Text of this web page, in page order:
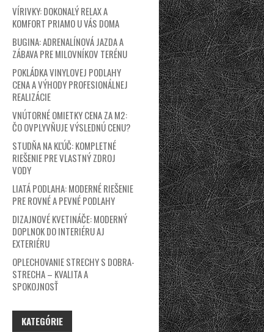
VÍRIVKY: DOKONALÝ RELAX A
KOMFORT PRIAMO U VÁS DOMA
BUGINA: ADRENALÍNOVÁ JAZDA A
ZÁBAVA PRE MILOVNÍKOV TERÉNU
POKLÁDKA VINYLOVEJ PODLAHY
CENA A VÝHODY PROFESIONÁLNEJ
REALIZÁCIE
VNÚTORNÉ OMIETKY CENA ZA M2:
ČO OVPLYVŇUJE VÝSLEDNÚ CENU?
STUDŇA NA KĽÚČ: KOMPLETNÉ
RIEŠENIE PRE VLASTNÝ ZDROJ
VODY
LIATÁ PODLAHA: MODERNÉ RIEŠENIE
PRE ROVNÉ A PEVNÉ PODLAHY
DIZAJNOVÉ KVETINÁČE: MODERNÝ
DOPLNOK DO INTERIÉRU AJ
EXTERIÉRU
OPLECHOVANIE STRECHY S DOBRA-
STRECHA – KVALITA A
SPOKOJNOSŤ
KATEGÓRIE